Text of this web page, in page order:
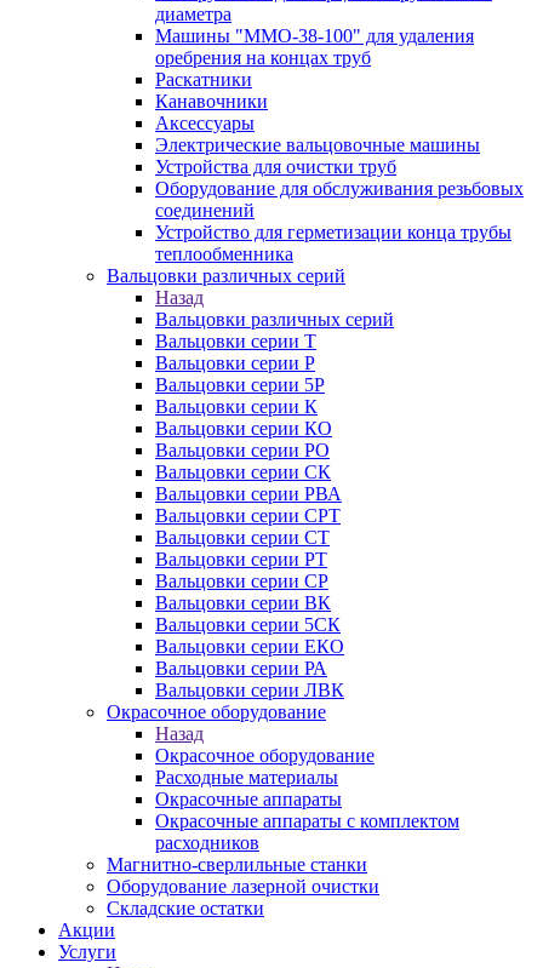
диаметра
Машины "ММО-38-100" для удаления
оребрения на концах труб
Раскатники
Канавочники
Аксессуары
Электрические вальцовочные машины
Устройства для очистки труб
Оборудование для обслуживания резьбовых
соединений
Устройство для герметизации конца трубы
теплообменника
Вальцовки различных серий
Назад
Вальцовки различных серий
Вальцовки серии Т
Вальцовки серии Р
Вальцовки серии 5Р
Вальцовки серии К
Вальцовки серии КО
Вальцовки серии РО
Вальцовки серии СК
Вальцовки серии РВА
Вальцовки серии СРТ
Вальцовки серии СТ
Вальцовки серии РТ
Вальцовки серии СР
Вальцовки серии ВК
Вальцовки серии 5СК
Вальцовки серии ЕКО
Вальцовки серии РА
Вальцовки серии ЛВК
Окрасочное оборудование
Назад
Окрасочное оборудование
Расходные материалы
Окрасочные аппараты
Окрасочные аппараты с комплектом
расходников
Магнитно-сверлильные станки
Оборудование лазерной очистки
Складские остатки
Акции
Услуги